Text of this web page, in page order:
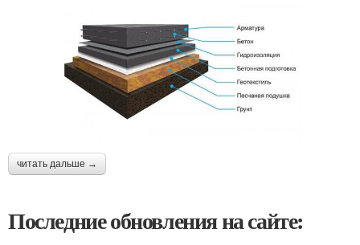
читать дальше →
Последние обновления на сайте: